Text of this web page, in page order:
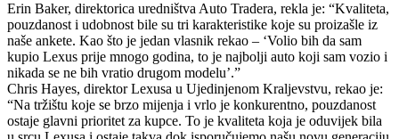
Erin Baker, direktorica uredništva Auto Tradera, rekla je: “Kvaliteta,
pouzdanost i udobnost bile su tri karakteristike koje su proizašle iz
naše ankete. Kao što je jedan vlasnik rekao – ‘Volio bih da sam
kupio Lexus prije mnogo godina, to je najbolji auto koji sam vozio i
nikada se ne bih vratio drugom modelu’.”
Chris Hayes, direktor Lexusa u Ujedinjenom Kraljevstvu, rekao je:
“Na tržištu koje se brzo mijenja i vrlo je konkurentno, pouzdanost
ostaje glavni prioritet za kupce. To je kvaliteta koja je oduvijek bila